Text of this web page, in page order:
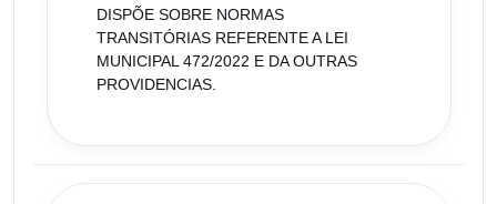
DISPÕE SOBRE NORMAS
TRANSITÓRIAS REFERENTE A LEI
MUNICIPAL 472/2022 E DA OUTRAS
PROVIDENCIAS.